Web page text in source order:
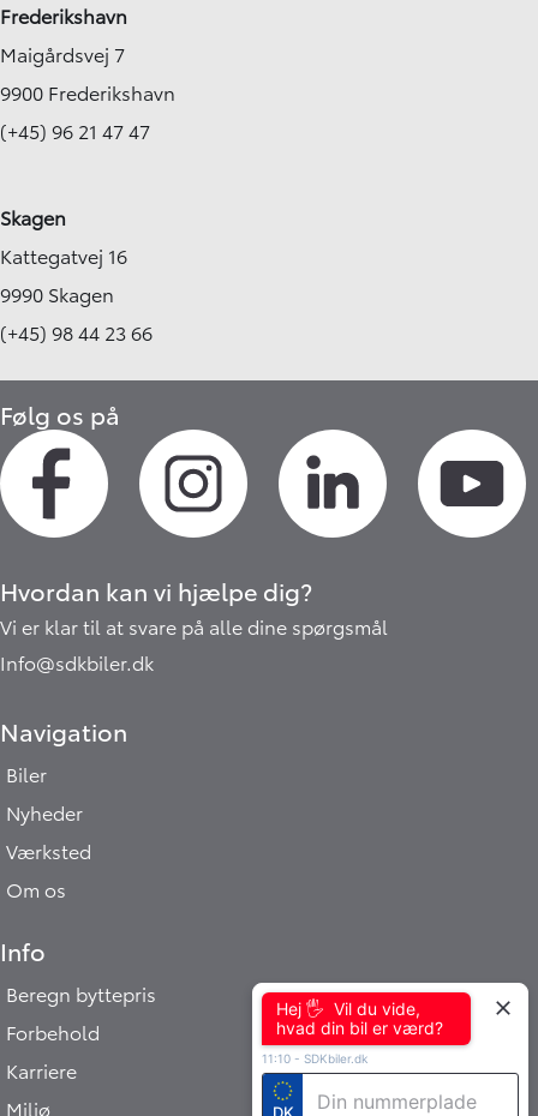
Frederikshavn
Maigårdsvej 7
9900 Frederikshavn
(+45) 96 21 47 47
Skagen
Kattegatvej 16
9990 Skagen
(+45) 98 44 23 66
Følg os på
Hvordan kan vi hjælpe dig?
Vi er klar til at svare på alle dine spørgsmål
Info@sdkbiler.dk
Navigation
Biler
Nyheder
Værksted
Om os
Info
Beregn byttepris
Forbehold
Karriere
Miljø
Hej 🖐 Vil du vide,
hvad din bil er værd?
11:10 - SDKbiler.dk
DK